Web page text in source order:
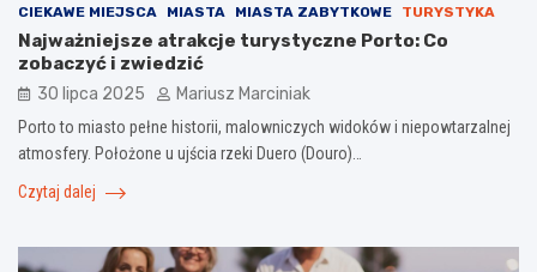
CIEKAWE MIEJSCA
MIASTA MIASTA ZABYTKOWE TURYSTYKA
Najważniejsze atrakcje turystyczne Porto: Co
zobaczyć i zwiedzić
30 lipca 2025 Mariusz Marciniak
Porto to miasto pełne historii, malowniczych widoków i niepowtarzalnej
atmosfery. Położone u ujścia rzeki Duero (Douro)…
Czytaj dalej